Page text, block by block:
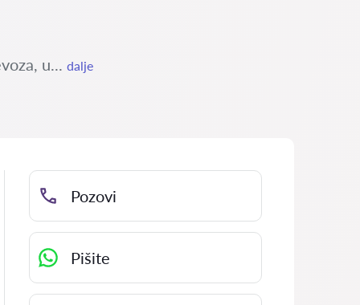
u... dalje
Pozovi
Pišite